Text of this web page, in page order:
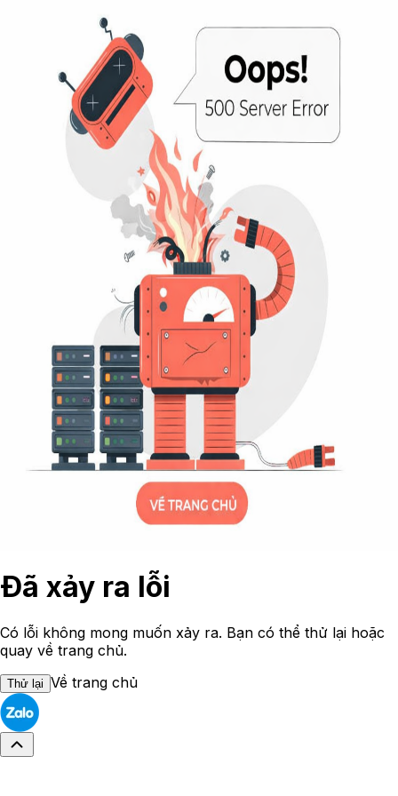
Đã xảy ra lỗi
Có lỗi không mong muốn xảy ra. Bạn có thể thử lại hoặc
quay về trang chủ.
Thử lại Về trang chủ